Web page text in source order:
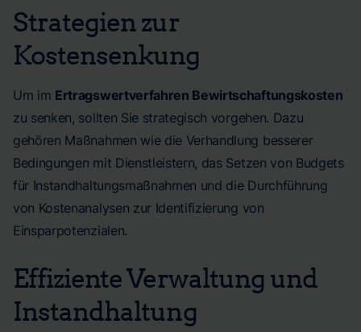
Strategien zur
Kostensenkung
Um im Ertragswertverfahren Bewirtschaftungskosten
zu senken, sollten Sie strategisch vorgehen. Dazu
gehören Maßnahmen wie die Verhandlung besserer
Bedingungen mit Dienstleistern, das Setzen von Budgets
für Instandhaltungsmaßnahmen und die Durchführung
von Kostenanalysen zur Identifizierung von
Einsparpotenzialen.
Effiziente Verwaltung und
Instandhaltung